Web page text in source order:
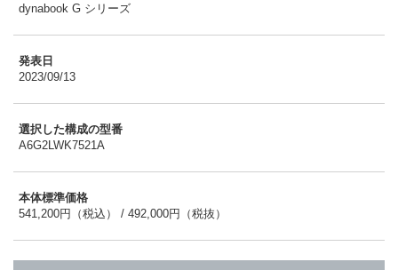
dynabook G シリーズ
発表日
2023/09/13
選択した構成の型番
A6G2LWK7521A
本体標準価格
541,200円（税込） / 492,000円（税抜）